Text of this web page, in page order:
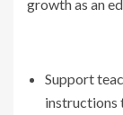
growth as an
Support
instructions